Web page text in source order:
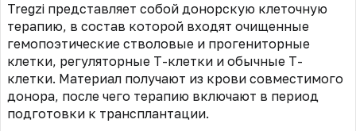
Tregzi представляет собой донорскую клеточную
терапию, в состав которой входят очищенные
гемопоэтические стволовые и прогениторные
клетки, регуляторные T-клетки и обычные T-
клетки. Материал получают из крови совместимого
донора, после чего терапию включают в период
подготовки к трансплантации.